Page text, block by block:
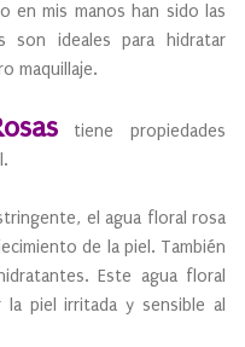
en mis manos han sido las
son ideales para hidratar
maquillaje.
tiene propiedades
el agua floral rosa
de la piel. También
Este agua floral
piel irritada y sensible al